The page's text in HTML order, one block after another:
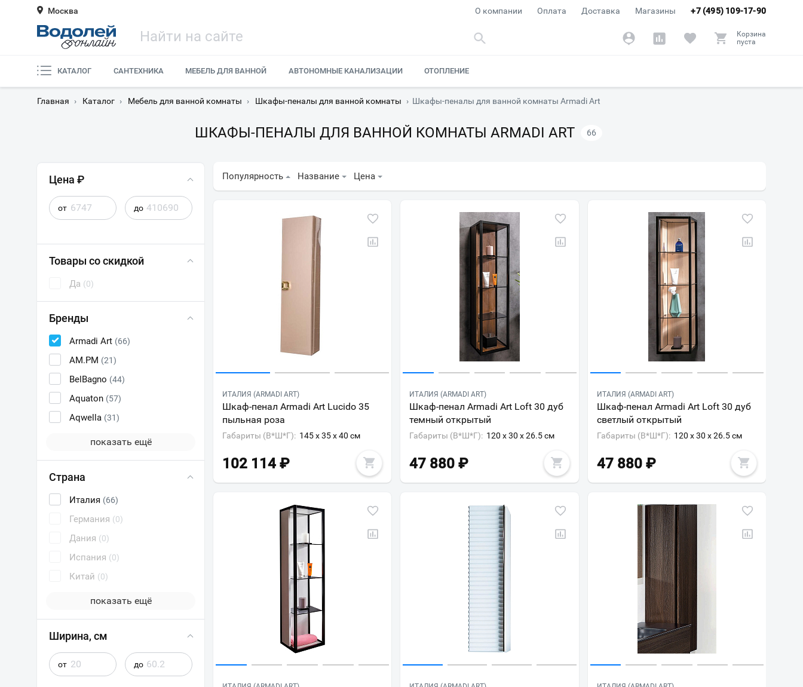
Москва +7 (495) 109-17-90
О компании Оплата Доставка Магазины
Корзина
пуста
КАТАЛОГ САНТЕХНИКА МЕБЕЛЬ ДЛЯ ВАННОЙ АВТОНОМНЫЕ КАНАЛИЗАЦИИ ОТОПЛЕНИЕ
Главная › Каталог › Мебель для ванной комнаты › Шкафы-пеналы для ванной комнаты › Шкафы-пеналы для ванной комнаты Armadi Art
ШКАФЫ-ПЕНАЛЫ ДЛЯ ВАННОЙ КОМНАТЫ ARMADI ART 66
Цена ₽
от до
Товары со скидкой
Да (0)
Бренды
Armadi Art (66)
AM.PM (21)
BelBagno (44)
Aquaton (57)
Aqwella (31)
показать ещё
Страна
Италия (66)
Германия (0)
Дания (0)
Испания (0)
Китай (0)
показать ещё
Ширина, см
от до
Популярность Название Цена
ИТАЛИЯ (ARMADI ART)
Шкаф-пенал Armadi Art Lucido 35
пыльная роза
Габариты (В*Ш*Г): 145 x 35 x 40 см
102 114 ₽
ИТАЛИЯ (ARMADI ART)
Шкаф-пенал Armadi Art Loft 30 дуб
темный открытый
Габариты (В*Ш*Г): 120 x 30 x 26.5 см
47 880 ₽
ИТАЛИЯ (ARMADI ART)
Шкаф-пенал Armadi Art Loft 30 дуб
светлый открытый
Габариты (В*Ш*Г): 120 x 30 x 26.5 см
47 880 ₽